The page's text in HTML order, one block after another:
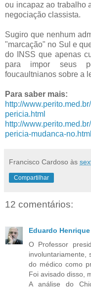
ou incapaz ao trabalho
negociação classista.
Sugiro que nenhum
"marcação" no Sul e
do INSS que apenas
para impor seus
foucaultnianos sobre a
Para saber mais:
http://
pericia.html
http://
pericia-mudanca-no.html
Francisco Cardoso às
Compartilhar
12 comentários:
Eduardo
O Professor
involuntariamente,
do médico como
Foi avisado disso,
A análise do